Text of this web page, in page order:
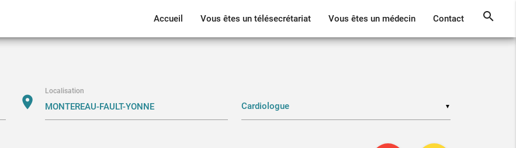
Accueil Vous êtes un télésecrétariat Vous êtes un médecin Contact search
location_on
Localisation
▼